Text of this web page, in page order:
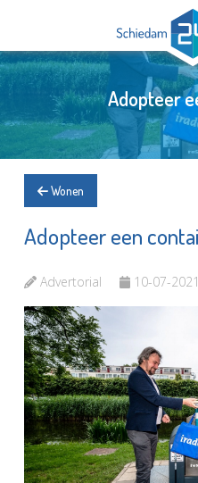
Adopteer
Wonen
Adopteer een
Advertorial 10-07-2021